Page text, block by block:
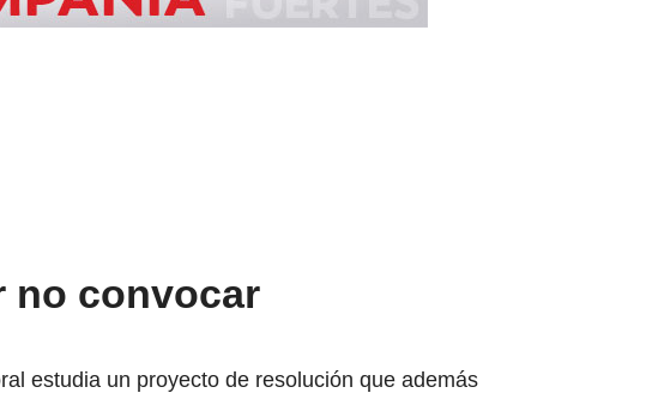
no convocar
estudia un proyecto de resolución que además